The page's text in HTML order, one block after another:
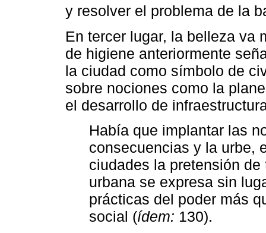
y resolver el problema de la
En tercer lugar, la belleza va
de higiene anteriormente
la ciudad como símbolo de
sobre nociones como la
el desarrollo de
Había que implantar las
consecuencias y la urbe,
ciudades la pretensión
urbana se expresa sin
prácticas del poder más
social (ídem: 130).